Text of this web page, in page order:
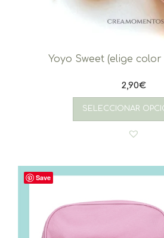
Yoyo Sweet (elige
2,90€
SELECCIONAR
Save